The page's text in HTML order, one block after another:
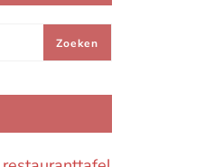
Zoeken